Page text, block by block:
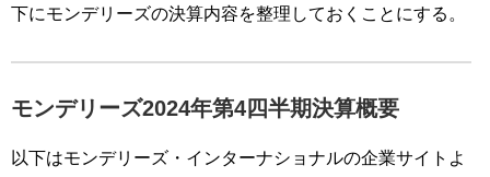
下にモンデリーズの決算内容を整理しておくことにする。
モンデリーズ2024年第4四半期決算概要
以下はモンデリーズ・インターナショナルの企業サイトよ